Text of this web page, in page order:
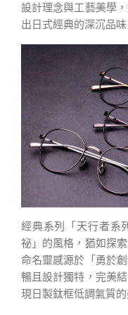
設計理念與工藝美學
出日式經典的深沉品味
經典系列「天行者系
祕」的風格，猶如探
命名靈感源於「勇於
暢且設計獨特，完美
現日製鈦框低調氣質的